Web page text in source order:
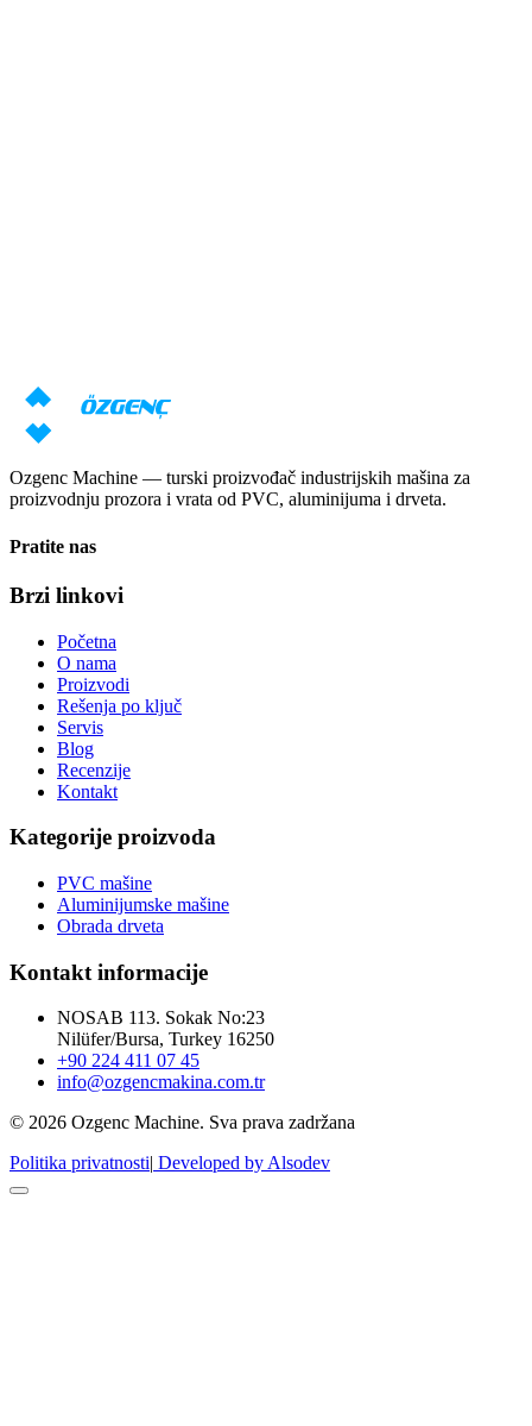
Zatraži cenu Preuzmi katalog
Ozgenc Machine — turski proizvođač industrijskih mašina za
proizvodnju prozora i vrata od PVC, aluminijuma i drveta.
Pratite nas
Brzi linkovi
Početna
O nama
Proizvodi
Rešenja po ključ
Servis
Blog
Recenzije
Kontakt
Kategorije proizvoda
PVC mašine
Aluminijumske mašine
Obrada drveta
Kontakt informacije
NOSAB 113. Sokak No:23
Nilüfer/Bursa, Turkey 16250
+90 224 411 07 45
info@ozgencmakina.com.tr
© 2026 Ozgenc Machine. Sva prava zadržana
Politika privatnosti Developed by Alsodev